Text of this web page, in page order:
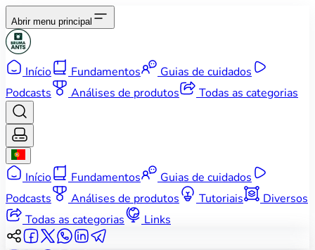
Abrir menu principal
Início Fundamentos
Guias de cuidados
Podcasts
Análises de produtos Todas as categorias
Início Fundamentos
Guias de cuidados
Podcasts
Análises de produtos Tutoriais
Diversos
Todas as categorias
Links